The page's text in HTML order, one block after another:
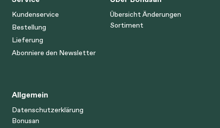
Kundenservice
Bestellung
Lieferung
Abonniere den Newsletter
Übersicht Änderungen
Sortiment
Allgemein
Datenschutzerklärung
Bonusan